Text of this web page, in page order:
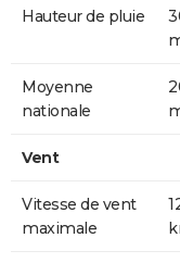
Hauteur de pluie
Moyenne
nationale
Vent
Vitesse de vent
maximale